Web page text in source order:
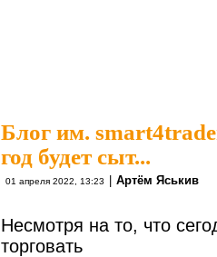
Блог им.
год будет сыт...
01 апреля 2022, 13:23 | Артём Яськив
Несмотря на то, что
торговать